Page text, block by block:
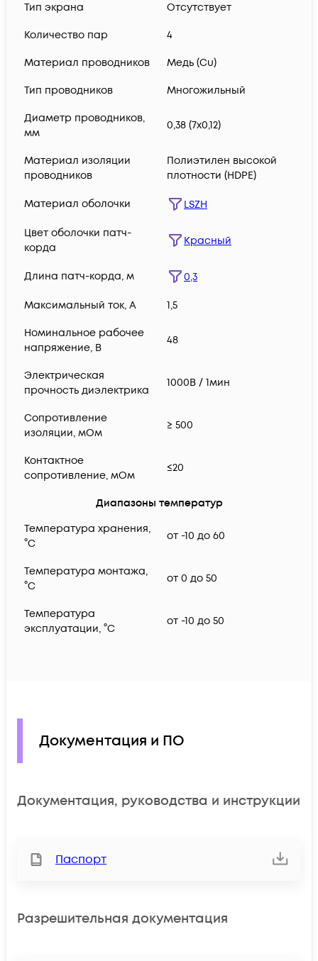
Тип экрана Отсутствует
Количество пар 4
Материал проводников Медь (Сu)
Тип проводников Многожильный
Диаметр проводников,
мм
0,38 (7х0,12)
Материал изоляции
проводников
Полиэтилен высокой
плотности (HDPE)
Материал оболочки LSZH
Цвет оболочки патч-
корда
Красный
Длина патч-корда, м 0,3
Максимальный ток, А 1,5
Номинальное рабочее
напряжение, В
48
Электрическая
прочность диэлектрика
1000В / 1мин
Сопротивление
изоляции, мОм
≥ 500
Контактное
сопротивление, мОм
≤20
Диапазоны температур
Температура хранения,
°C
от -10 до 60
Температура монтажа,
°C
от 0 до 50
Температура
эксплуатации, °C
от -10 до 50
Документация и ПО
Документация, руководства и инструкции
Паспорт
Разрешительная документация